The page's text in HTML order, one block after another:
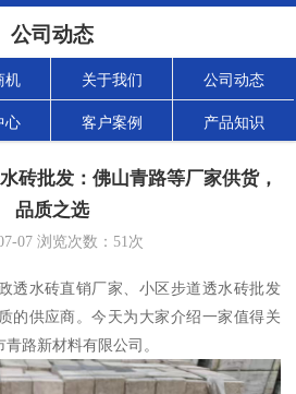
公司动态
机 关于我们 公司动态
心 客户案例 产品知识
砖批发：佛山青路等厂家供货，
品质之选
07 浏览次数： 51次
透水砖直销厂家、小区步道透水砖批发
的供应商。今天为大家介绍一家值得关
路新材料有限公司。